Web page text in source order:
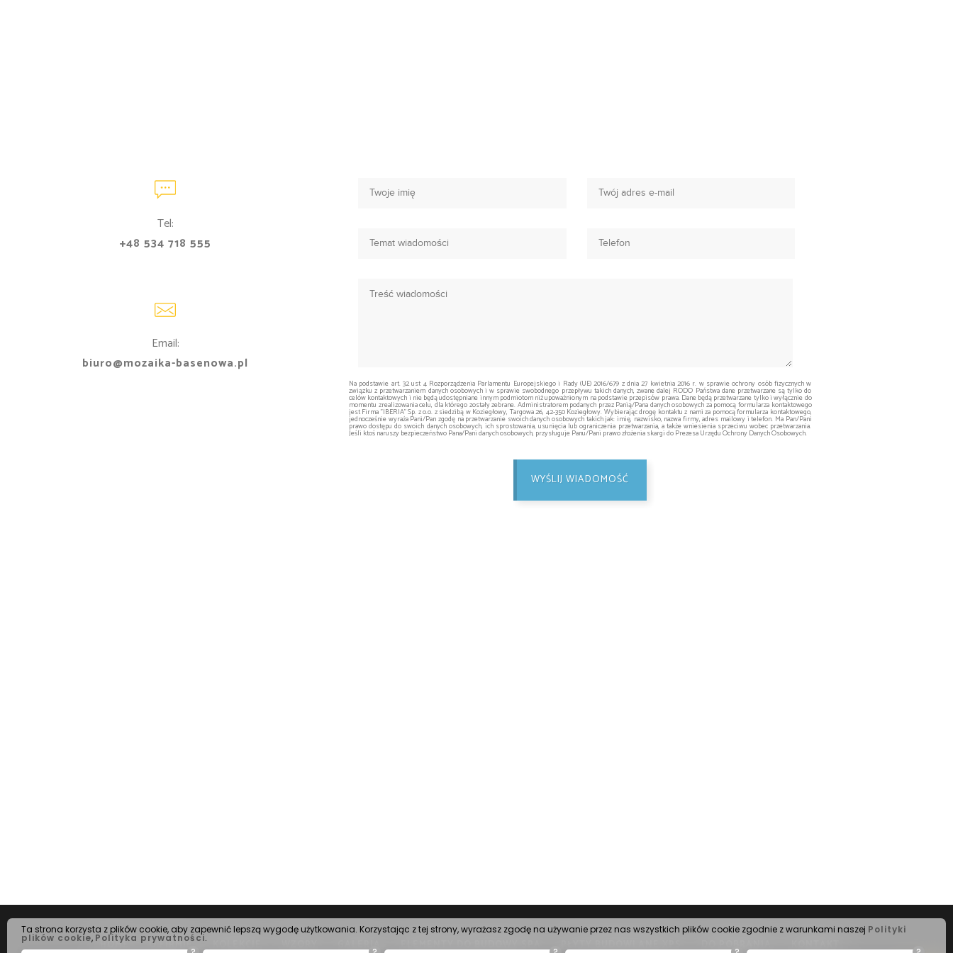
Tel:
+48 534 718 555
Email:
biuro@mozaika-basenowa.pl
Na podstawie art. 32 ust 4 Rozporządzenia Parlamentu Europejskiego i Rady (UE) 2016/679 z dnia 27 kwietnia 2016 r. w sprawie ochrony osób fizycznych w
związku z przetwarzaniem danych osobowych i w sprawie swobodnego przepływu takich danych, zwane dalej RODO Państwa dane przetwarzane są tylko do
celów kontaktowych i nie będą udostępniane innym podmiotom niż upoważnionym na podstawie przepisów prawa. Dane będą przetwarzane tylko i wyłącznie do
momentu zrealizowania celu, dla którego zostały zebrane. Administratorem podanych przez Panią/Pana danych osobowych za pomocą formularza kontaktowego
jest Firma "IBERIA" Sp. z o.o. z siedzibą w Koziegłowy, Targowa 26, 42-350 Koziegłowy. Wybierając drogę kontaktu z nami za pomocą formularza kontaktowego,
jednocześnie wyraża Pani/Pan zgodę na przetwarzanie swoich danych osobowych takich jak: imię, nazwisko, nazwa firmy, adres mailowy i telefon. Ma Pan/Pani
prawo dostępu do swoich danych osobowych, ich sprostowania, usunięcia lub ograniczenia przetwarzania, a także wniesienia sprzeciwu wobec przetwarzania.
Jeśli ktoś naruszy bezpieczeństwo Pana/Pani danych osobowych, przysługuje Panu/Pani prawo złożenia skargi do Prezesa Urzędu Ochrony Danych Osobowych.
WYŚLIJ WIADOMOŚĆ
HOME O FIRMIE
Ta strona korzysta z plików cookie, aby zapewnić lepszą wygodę użytkowania. Korzystając z tej strony, wyrażasz zgodę na używanie przez nas wszystkich plików cookie zgodnie z warunkami naszej Polityki
plików cookie, Polityka prywatności.